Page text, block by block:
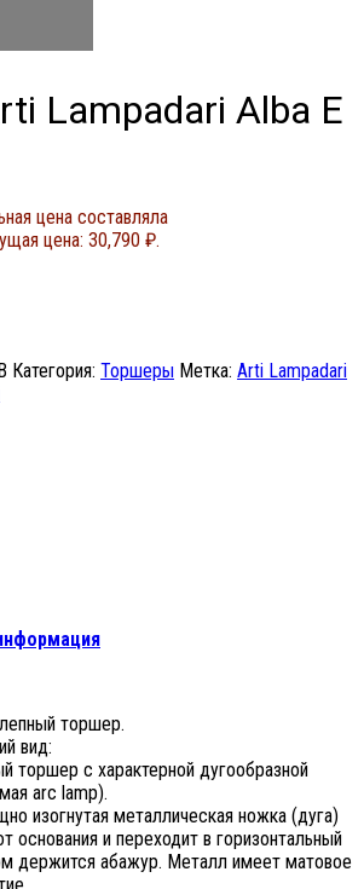
Lampadari Alba E
цена составляла
цена: 30,790 ₽.
Категория: Торшеры Метка: Arti Lampadari
торшер.
вид:
торшер с характерной дугообразной
arc lamp).
изогнутая металлическая ножка (дуга)
основания и переходит в горизонтальный
держится абажур. Металл имеет матовое